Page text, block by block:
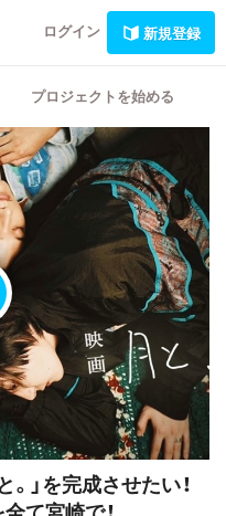
ログイン 新規登録
プロジェクトを始める
」を完成させたい！